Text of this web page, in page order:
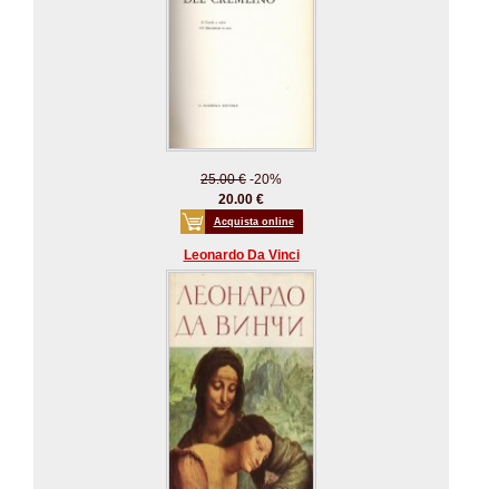
25.00 € -20%
20.00 €
Acquista online
Leonardo Da Vinci